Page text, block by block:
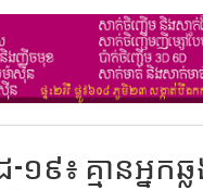
៩៖​ គ្មានអ្នកឆ្ល